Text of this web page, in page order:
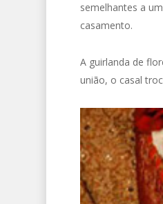
semelhantes a
casamento.
A guirlanda de
união, o casal